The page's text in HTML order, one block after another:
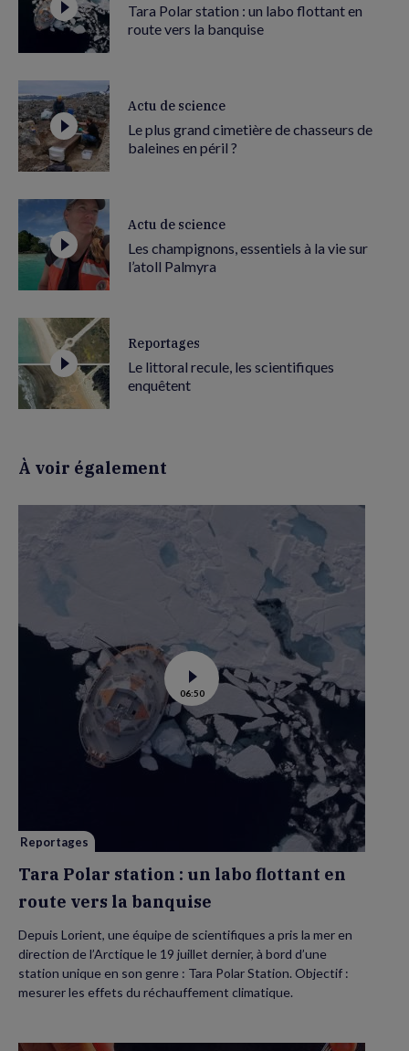
Tara Polar station : un labo flottant en
route vers la banquise
Actu de science
Le plus grand cimetière de chasseurs de
baleines en péril ?
Actu de science
Les champignons, essentiels à la vie sur
l’atoll Palmyra
Reportages
Le littoral recule, les scientifiques
enquêtent
À voir également
Voir
la
vidéo
de
Tara
Polar
station
:
la
06:50
Reportages
Tara Polar station : un labo flottant en
route vers la banquise
Depuis Lorient, une équipe de scientifiques a pris la mer en
direction de l’Arctique le 19 juillet dernier, à bord d’une
station unique en son genre : Tara Polar Station. Objectif :
mesurer les effets du réchauffement climatique.